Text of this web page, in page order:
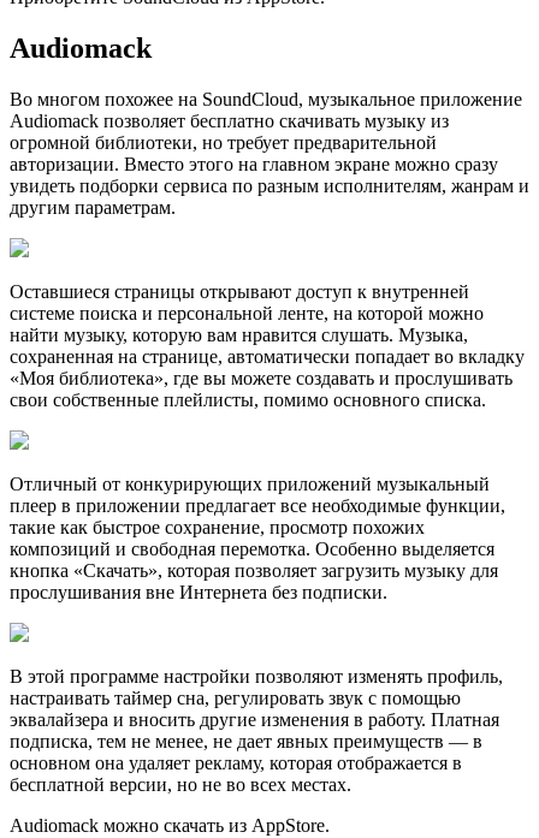
Audiomack
Во многом похожее на SoundCloud, музыкальное приложение
Audiomack позволяет бесплатно скачивать музыку из
огромной библиотеки, но требует предварительной
авторизации. Вместо этого на главном экране можно сразу
увидеть подборки сервиса по разным исполнителям, жанрам и
другим параметрам.
Оcтавшиеся страницы открывают доступ к внутренней
системе поиска и персональной ленте, на которой можно
найти музыку, которую вам нравится слушать. Музыка,
сохраненная на странице, автоматически попадает во вкладку
«Моя библиотека», где вы можете создавать и прослушивать
свои собственные плейлисты, помимо основного списка.
Отличный от конкурирующих приложений музыкальный
плеер в приложении предлагает все необходимые функции,
такие как быстрое сохранение, просмотр похожих
композиций и свободная перемотка. Особенно выделяется
кнопка «Скачать», которая позволяет загрузить музыку для
прослушивания вне Интернета без подписки.
В этой программе настройки позволяют изменять профиль,
настраивать таймер сна, регулировать звук с помощью
эквалайзера и вносить другие изменения в работу. Платная
подписка, тем не менее, не дает явных преимуществ — в
основном она удаляет рекламу, которая отображается в
бесплатной версии, но не во всех местах.
Audiomack можно скачать из AppStore.